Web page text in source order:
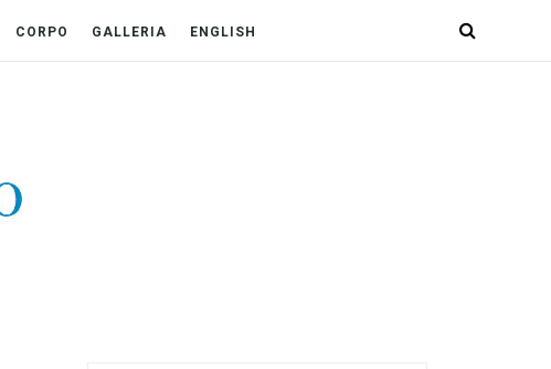
CORPO GALLERIA ENGLISH